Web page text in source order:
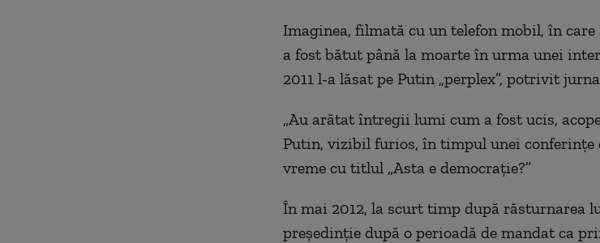
Imaginea, filmată cu un telefon mobil, în
a fost bătut până la moarte în urma unei
2011 l-a lăsat pe Putin „perplex”, potrivit
„Au arătat întregii lumi cum a fost ucis,
Putin, vizibil furios, în timpul unei conferințe
vreme cu titlul „Asta e democrație?”
În mai 2012, la scurt timp după răsturnarea
președinție după o perioadă de mandat ca